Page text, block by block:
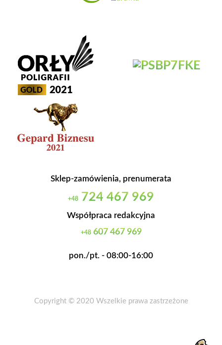
Sklep-zamówienia, prenumerata
+48 724 467 969
Współpraca redakcyjna
+48607 467 969
pon./pt. - 08:00-16:00
Copyright © 2020 Wszelkie prawa zastrzeżone